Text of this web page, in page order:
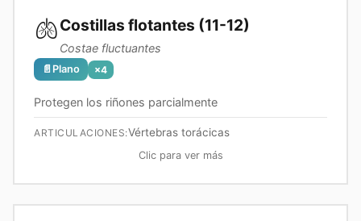
🫁Costillas flotantes (11-12)
Costae fluctuantes
📄 Plano ×4
Protegen los riñones parcialmente
ARTICULACIONES:Vértebras torácicas
Clic para ver más